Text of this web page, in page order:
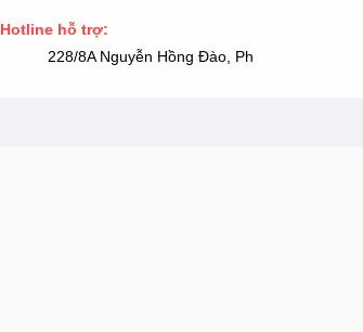
Hotline hỗ trợ:
228/8A Nguyễn Hồng Đào, Phường 14, Tân